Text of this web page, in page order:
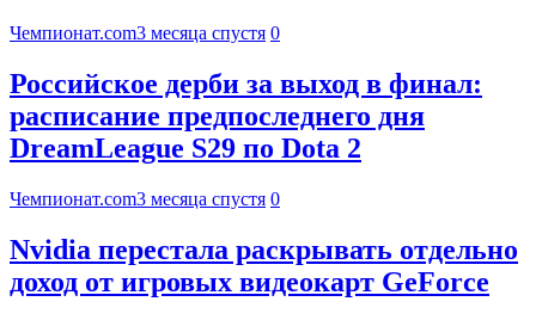
Чемпионат.com3 месяца спустя 0
Российское дерби за выход в финал:
расписание предпоследнего дня
DreamLeague S29 по Dota 2
Чемпионат.com3 месяца спустя 0
Nvidia перестала раскрывать отдельно
доход от игровых видеокарт GeForce